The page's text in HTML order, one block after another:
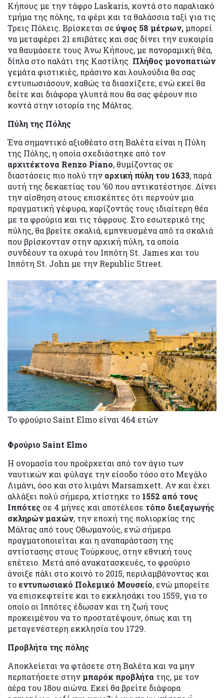
Κήπους με την τάφρο Laskaris, κοντά στο παραλιακό
τμήμα της πόλης, τα φέρι και τα θαλάσσια ταξί για τις
Τρεις Πόλεις. Βρίσκεται σεύψος 58 μέτρων,μπορεί
να μεταφέρει 21 επιβάτες και σας δίνει την ευκαιρία
να θαυμάσετε τους Άνω Κήπους, με πανοραμική θέα,
δίπλα στο παλάτι της Καστίλης. Πλήθος μονοπατιών
γεμάτα φιστικιές, πράσινο και λουλούδια θα σας
εντυπωσιάσουν, καθώς τα διασχίζετε, ενώ εκεί θα
δείτε και διάφορα γλυπτά που θα σας φέρουν πιο
κοντά στην ιστορία της Μάλτας.
Πύλη της Πόλης
Ένα σημαντικό αξιοθέατο στη Βαλέτα είναι η Πύλη
της Πόλης, η οποία σχεδιάστηκε από τον
αρχιτέκτονα Renzo Piano, θυμίζοντας σε
διαστάσεις πιο πολύ την αρχική πύλη του 1633, παρά
αυτή της δεκαετίας του ’60 που αντικατέστησε. Δίνει
την αίσθηση στους επισκέπτες ότι περνούν μια
πραγματική γέφυρα, χαρίζοντάς τους ιδιαίτερη θέα
με τα φρούρια και τις τάφρους. Στο εσωτερικό της
πύλης, θα βρείτε σκαλιά, εμπνευσμένα από τα σκαλιά
που βρίσκονταν στην αρχική πύλη, τα οποία
συνδέουν τα οχυρά του Ιππότη St. James και του
Ιππότη St. John με την Republic Street.
Το φρούριο Saint Elmo είναι 464 ετών
Φρούριο Saint Elmo
Η ονομασία του προέρχεται από τον άγιο των
ναυτικών και φύλαγε την είσοδο τόσο στο Μεγάλο
Λιμάνι, όσο και στο λιμάνι Marsamxett. Αν και έχει
αλλάξει πολύ σήμερα, χτίστηκε το 1552 από τους
Ιππότες σε 4 μήνες και αποτέλεσε τόπο διεξαγωγής
σκληρών μαχών, την εποχή της πολιορκίας της
Μάλτας από τους Οθωμανούς, ενώ σήμερα
πραγματοποιείται και η αναπαράσταση της
αντίστασης στους Τούρκους, στην εθνική τους
επέτειο. Μετά από ανακατασκευές, το φρούριο
άνοιξε πάλι στο κοινό το 2015, περιλαμβάνοντας και
το εντυπωσιακό Πολεμικό Μουσείο, ενώ μπορείτε
να επισκεφτείτε και το εκκλησάκι του 1559, για το
οποίο οι Ιππότες έδωσαν και τη ζωή τους
προκειμένου να το προστατέψουν, όπως και τη
μεταγενέστερη εκκλησία του 1729.
Προβλήτα της πόλης
Αποκλείεται να φτάσετε στη Βαλέτα και να μην
περπατήσετε στηνμπαρόκ προβλήτα της, με τον
αέρα του 18ου αιώνα. Εκεί θα βρείτε διάφορα